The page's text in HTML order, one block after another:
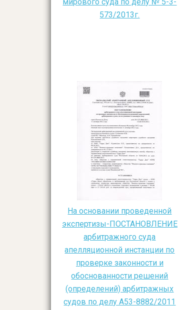
573/2013г.
На основании проведенной
экспертизы-ПОСТАНОВЛЕНИЕ
арбитражного суда
апелляционной инстанции по
проверке законности и
обоснованности решений
(определений) арбитражных
судов по делу А53-8882/2011